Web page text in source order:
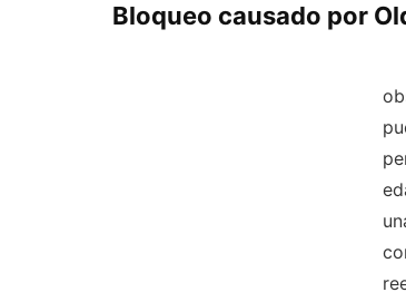
Bloqueo causado por